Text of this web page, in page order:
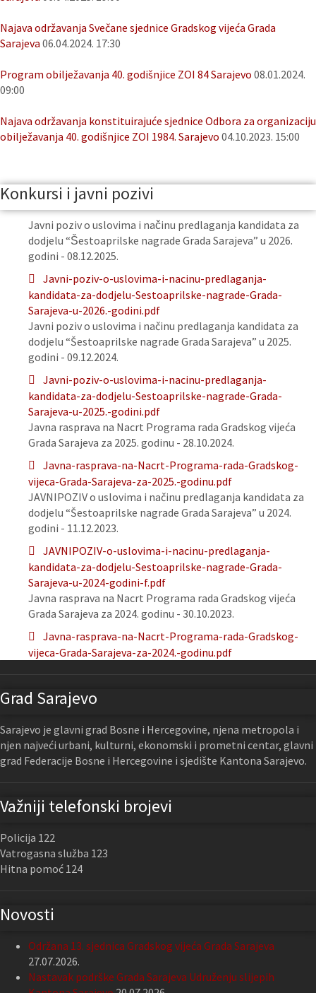
Najava održavanja Svečane sjednice Gradskog vijeća Grada
Sarajeva 06.04.2024. 17:30
Program obilježavanja 40. godišnjice ZOI 84 Sarajevo 08.01.2024.
09:00
Najava održavanja konstituirajuće sjednice Odbora za organizaciju
obilježavanja 40. godišnjice ZOI 1984. Sarajevo 04.10.2023. 15:00
Konkursi i javni pozivi
Javni poziv o uslovima i načinu predlaganja kandidata za
dodjelu “Šestoaprilske nagrade Grada Sarajeva” u 2026.
godini - 08.12.2025.
Javni-poziv-o-uslovima-i-nacinu-predlaganja-
kandidata-za-dodjelu-Sestoaprilske-nagrade-Grada-
Sarajeva-u-2026.-godini.pdf
Javni poziv o uslovima i načinu predlaganja kandidata za
dodjelu “Šestoaprilske nagrade Grada Sarajeva” u 2025.
godini - 09.12.2024.
Javni-poziv-o-uslovima-i-nacinu-predlaganja-
kandidata-za-dodjelu-Sestoaprilske-nagrade-Grada-
Sarajeva-u-2025.-godini.pdf
Javna rasprava na Nacrt Programa rada Gradskog vijeća
Grada Sarajeva za 2025. godinu - 28.10.2024.
Javna-rasprava-na-Nacrt-Programa-rada-Gradskog-
vijeca-Grada-Sarajeva-za-2025.-godinu.pdf
JAVNIPOZIV o uslovima i načinu predlaganja kandidata za
dodjelu “Šestoaprilske nagrade Grada Sarajeva” u 2024.
godini - 11.12.2023.
JAVNIPOZIV-o-uslovima-i-nacinu-predlaganja-
kandidata-za-dodjelu-Sestoaprilske-nagrade-Grada-
Sarajeva-u-2024-godini-f.pdf
Javna rasprava na Nacrt Programa rada Gradskog vijeća
Grada Sarajeva za 2024. godinu - 30.10.2023.
Javna-rasprava-na-Nacrt-Programa-rada-Gradskog-
vijeca-Grada-Sarajeva-za-2024.-godinu.pdf
Grad Sarajevo
Sarajevo je glavni grad Bosne i Hercegovine, njena metropola i
njen najveći urbani, kulturni, ekonomski i prometni centar, glavni
grad Federacije Bosne i Hercegovine i sjedište Kantona Sarajevo.
Važniji telefonski brojevi
Policija 122
Vatrogasna služba 123
Hitna pomoć 124
Novosti
Održana 13. sjednica Gradskog vijeća Grada Sarajeva
27.07.2026.
Nastavak podrške Grada Sarajeva Udruženju slijepih